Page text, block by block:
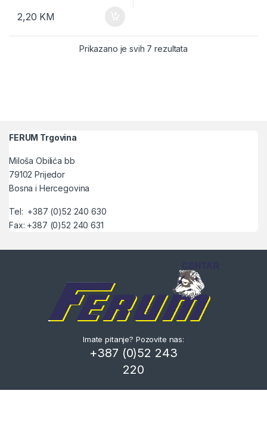
2,20 KM
Prikazano je svih 7 rezultataSortirano po
FERUM Trgovina
Miloša Obilića bb
79102 Prijedor
Bosna i Hercegovina
Tel: +387 (0)52 240 630
Fax: +387 (0)52 240 631
Imate pitanje? Pozovite nas:
+387 (0)52 243
220